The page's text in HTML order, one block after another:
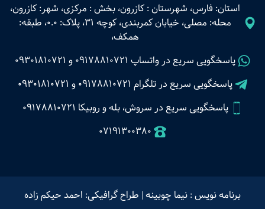
استان: فارس، شهرستان : کازرون، بخش : مرکزی، شهر: کازرون،
محله: مصلی، خیابان کمربندی، کوچه 31، پلاک: 0.0، طبقه:
همکف،
پاسخگویی سریع در واتساپ 09178810721 و 09301810721
پاسخگویی سریع در تلگرام 09178810721 و 09301810721
پاسخگویی سریع در سروش، بله و روبیکا 09178810721
07191300380
برنامه نویس : نیما چوبینه | طراح گرافیکی: احمد حیکم زاده